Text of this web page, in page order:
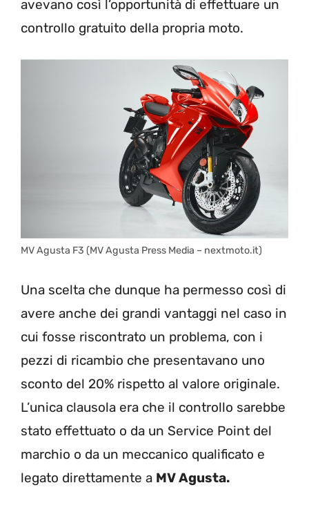
avevano così l’opportunità di effettuare un
controllo gratuito della propria moto.
MV Agusta F3 (MV Agusta Press Media – nextmoto.it)
Una scelta che dunque ha permesso così di
avere anche dei grandi vantaggi nel caso in
cui fosse riscontrato un problema, con i
pezzi di ricambio che presentavano uno
sconto del 20% rispetto al valore originale.
L’unica clausola era che il controllo sarebbe
stato effettuato o da un Service Point del
marchio o da un meccanico qualificato e
legato direttamente a MV Agusta.